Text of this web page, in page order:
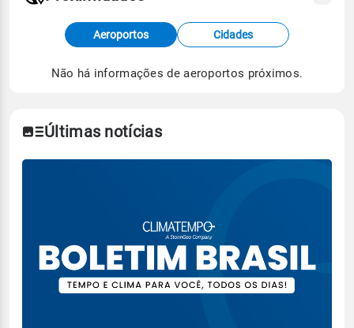
Fonte: dados combinados de estações
meteorológicas e satélite do Centro de Previsão
de Tempo e Estudos Climáticos (CPTEC).
Aeroportos Cidades
Não há informações de aeroportos próximos.
Últimas notícias